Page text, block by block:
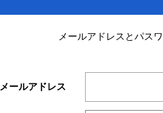
メールアドレスとパス
メールアドレス